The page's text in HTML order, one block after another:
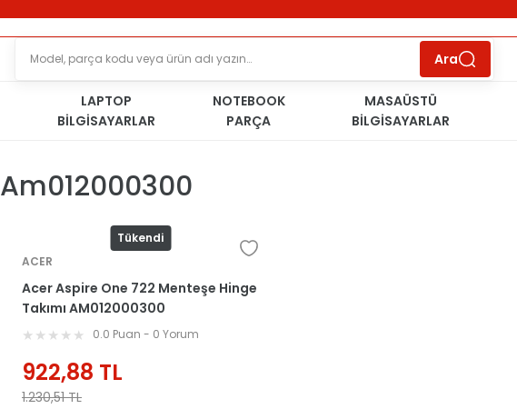
ÜCRETSİZ TESLİMAT İMKANIKOŞULSUZ İADE
HAKKISÜRDÜRÜLEBİLİR ÜRÜNLER
Ara
LAPTOP
BİLGİSAYARLAR
NOTEBOOK
PARÇA
MASAÜSTÜ
BİLGİSAYARLAR
Am012000300
Tükendi
ACER
Acer Aspire One 722 Menteşe Hinge
Takımı AM012000300
AM0120001000.0 Puan - 0 Yorum
922,88 TL
1.230,51TL